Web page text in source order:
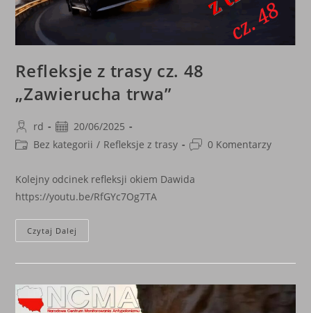
Refleksje z trasy cz. 48
„Zawierucha trwa”
Post
author:
rd
Post
published:
20/06/2025
PostBez kategorii / Refleksje z trasy
Post0 Komentarzy
Kolejny odcinek refleksji okiem Dawida
https://youtu.be/RfGYc7Og7TA
Czytaj Dalej
Z
Trwa”